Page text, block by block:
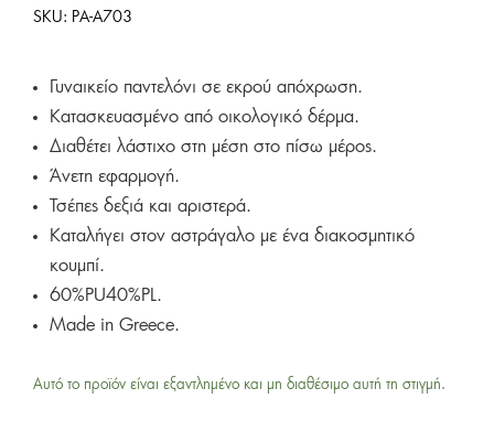
SKU: PA-A703
Γυναικείο παντελόνι σε εκρού απόχρωση.
Κατασκευασμένο από οικολογικό δέρμα.
Διαθέτει λάστιχο στη μέση στο πίσω μέρος.
Άνετη εφαρμογή.
Τσέπες δεξιά και αριστερά.
Καταλήγει στον αστράγαλο με ένα διακοσμητικό
κουμπί.
60%PU40%PL.
Made in Greece.
Αυτό το προϊόν είναι εξαντλημένο και μη διαθέσιμο αυτή τη στιγμή.